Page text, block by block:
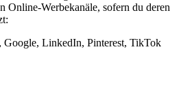
Online-Werbekanäle, sofern du deren
Google, LinkedIn, Pinterest, TikTok